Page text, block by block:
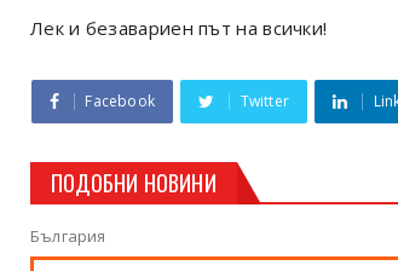
Лек и безавариен път на всички!
Facebook Twitter
ПОДОБНИ НОВИНИ
България